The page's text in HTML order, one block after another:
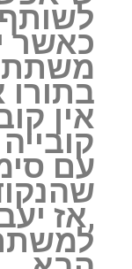
כאשר
אין
קובייה
עם
,אז